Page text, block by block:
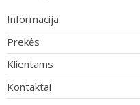
Informacija
Prekės
Klientams
Kontaktai